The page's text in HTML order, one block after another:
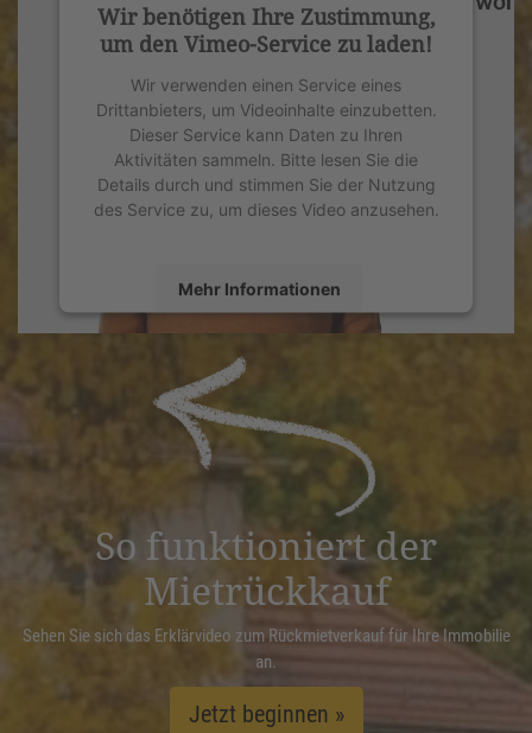
Wir benötigen Ihre Zustimmung,
um den Vimeo-Service zu laden!
Wir verwenden einen Service eines
Drittanbieters, um Videoinhalte einzubetten.
Dieser Service kann Daten zu Ihren
Aktivitäten sammeln. Bitte lesen Sie die
Details durch und stimmen Sie der Nutzung
des Service zu, um dieses Video anzusehen.
Mehr Informationen
powered by
Management Platform
So funktioniert der
Mietrückkauf
Sehen Sie sich das Erklärvideo zum Rückmietverkauf für Ihre Immobilie
an.
Jetzt beginnen »